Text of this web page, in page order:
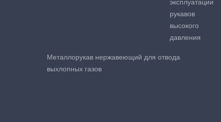
эксплуатации
рукавов
высокого
давления
Металлорукав нержавеющий для отвода
выхлопных газов